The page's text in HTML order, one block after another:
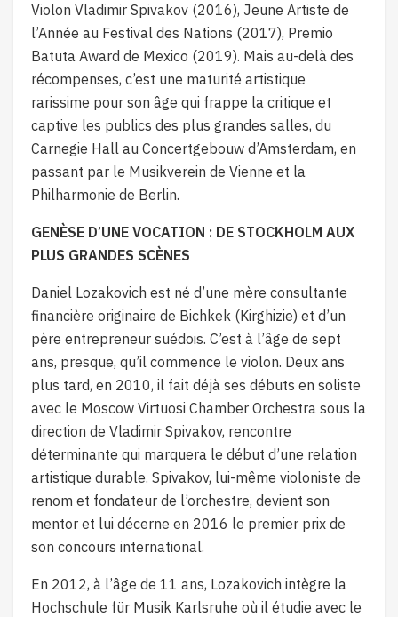
Violon Vladimir Spivakov (2016), Jeune Artiste de
l’Année au Festival des Nations (2017), Premio
Batuta Award de Mexico (2019). Mais au-delà des
récompenses, c’est une maturité artistique
rarissime pour son âge qui frappe la critique et
captive les publics des plus grandes salles, du
Carnegie Hall au Concertgebouw d’Amsterdam, en
passant par le Musikverein de Vienne et la
Philharmonie de Berlin.
GENÈSE D’UNE VOCATION : DE STOCKHOLM AUX
PLUS GRANDES SCÈNES
Daniel Lozakovich est né d’une mère consultante
financière originaire de Bichkek (Kirghizie) et d’un
père entrepreneur suédois. C’est à l’âge de sept
ans, presque, qu’il commence le violon. Deux ans
plus tard, en 2010, il fait déjà ses débuts en soliste
avec le Moscow Virtuosi Chamber Orchestra sous la
direction de Vladimir Spivakov, rencontre
déterminante qui marquera le début d’une relation
artistique durable. Spivakov, lui-même violoniste de
renom et fondateur de l’orchestre, devient son
mentor et lui décerne en 2016 le premier prix de
son concours international.
En 2012, à l’âge de 11 ans, Lozakovich intègre la
Hochschule für Musik Karlsruhe où il étudie avec le